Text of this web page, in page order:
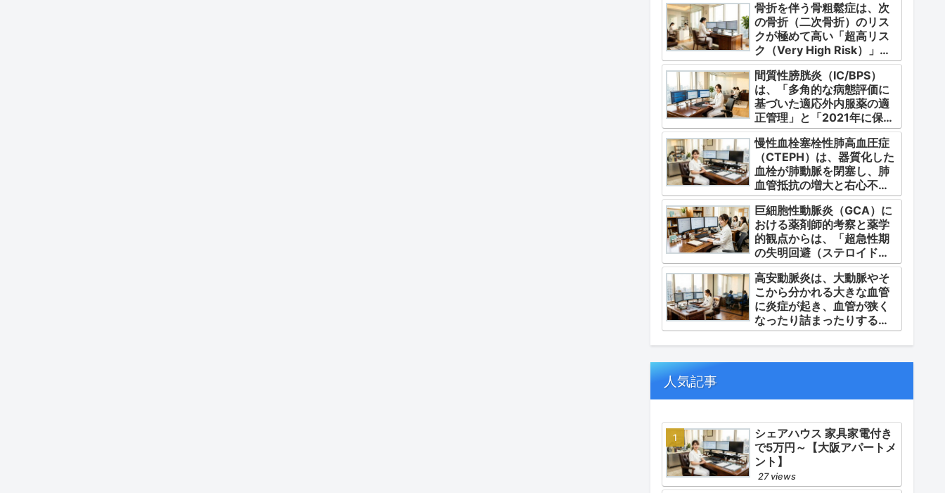
骨折を伴う骨粗鬆症は、次
の骨折（二次骨折）のリス
クが極めて高い「超高リス
ク（Very High Risk）」な
状態です。
間質性膀胱炎（IC/BPS）
は、「多角的な病態評価に
基づいた適応外内服薬の適
正管理」と「2021年に保険
適用となった初の治療薬で
あるジメチルスルホキシド
（DMSO）の安全かつ確実
な調剤・運用」に集約され
ます。
慢性血栓塞栓性肺高血圧症
（CTEPH）は、器質化した
血栓が肺動脈を閉塞し、肺
血管抵抗の増大と右心不全
を引き起こす指定難病（第4
群肺高血圧症）です。
巨細胞性動脈炎（GCA）に
おける薬剤師的考察と薬学
的観点からは、「超急性期
の失明回避（ステロイドパ
ルス等の迅速な管理）」
「再燃防止とステロイドの
最小化（トシリズマブやウ
パダシチニブの適正使
用）」「長期ステロイド併
的ケアの軸となります。
高安動脈炎は、大動脈やそ
こから分かれる大きな血管
に炎症が起き、血管が狭く
なったり詰まったりする指
定難病です。
人気記事
シェアハウス 家具家電付き
で5万円～【大阪アパートメ
ント】
27 views